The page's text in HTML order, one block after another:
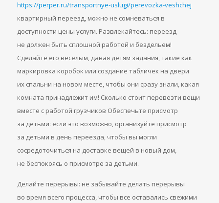
https://perper.ru/transportnye-uslugi/perevozka-veshchej
квартирный переезд, можно не сомневаться в
доступности цены услуги. Развлекайтесь: переезд
не должен быть сплошной работой и бездельем!
Сделайте его веселым, давая детям задания, такие как
маркировка коробок или создание табличек на двери
их спальни на новом месте, чтобы они сразу знали, какая
комната принадлежит им! Сколько стоит перевезти вещи
вместе с работой грузчиков Обеспечьте присмотр
за детьми: если это возможно, организуйте присмотр
за детьми в день переезда, чтобы вы могли
сосредоточиться на доставке вещей в новый дом,
не беспокоясь о присмотре за детьми.
Делайте перерывы: не забывайте делать перерывы
во время всего процесса, чтобы все оставались свежими